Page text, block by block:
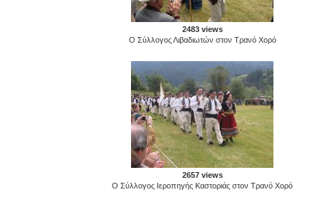
2483 views
Ο Σύλλογος Λιβαδιωτών στον Τρανό Χορό
2657 views
Ο Σύλλογος Ιεροπηγής Καστοριάς στον Τρανό Χορό